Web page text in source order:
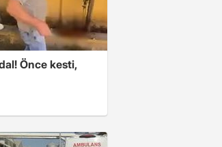
Önce kesti,